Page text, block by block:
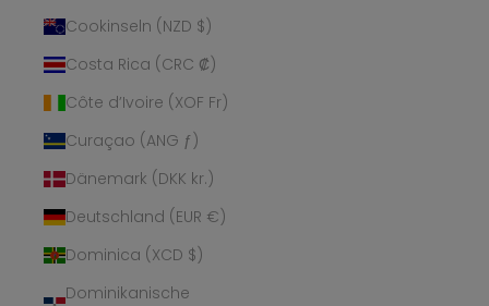
Cookinseln (NZD $)
Costa Rica (CRC ₡)
Côte d’Ivoire (XOF Fr)
Curaçao (ANG ƒ)
Dänemark (DKK kr.)
Deutschland (EUR €)
Dominica (XCD $)
Dominikanische